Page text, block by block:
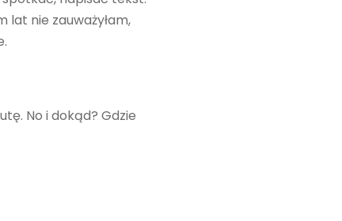
lat nie zauważyłam,
No i dokąd? Gdzie